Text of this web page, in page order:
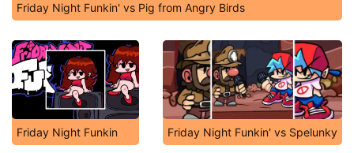
Friday Night Funkin' vs Pig from Angry Birds
Friday Night Funkin Friday Night Funkin' vs Spelunky